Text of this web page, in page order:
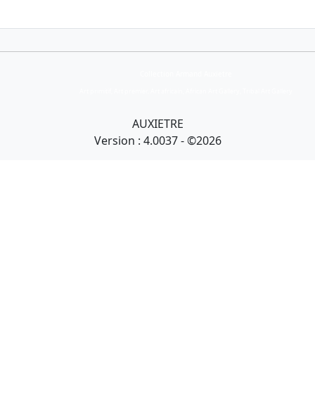
AUXIETRE
Version : 4.0037 - ©2026